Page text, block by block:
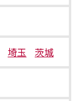
埼玉 茨城